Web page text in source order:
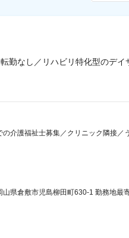
勤なし／リハビリ特化型のデイ
介護福祉士募集／クリニック隣接
県倉敷市児島柳田町630-1 勤務地最